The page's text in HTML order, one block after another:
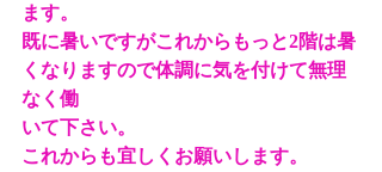
ます。
既に暑いですがこれからもっと2階は暑
くなりますので体調に気を付けて無理
なく働
いて下さい。
これからも宜しくお願いします。